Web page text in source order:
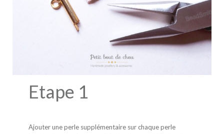
Etape 1
Ajouter une perle supplémentaire sur chaque perle